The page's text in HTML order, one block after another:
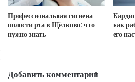
Ссылка на изображение:
Улыбок и много вдохновения.
HTML-код для вставки на сайт и
Профессиональная гигиена
полости рта в Щёлково: что
нужно знать
как
его
Добавить комментарий